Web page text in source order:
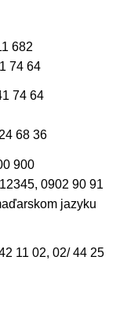
682
74 64
74 64
68 36
900
0902 90 91
jazyku
11 02, 02/ 44 25